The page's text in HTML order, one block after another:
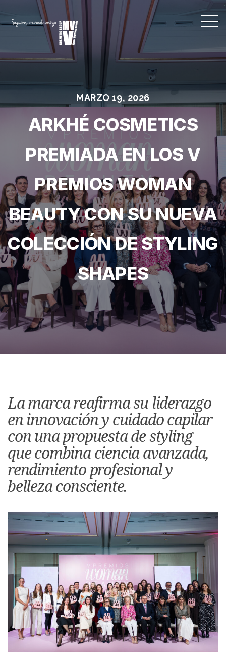
MARZO 19, 2026
ARKHÉ COSMETICS
PREMIADA EN LOS V
PREMIOS WOMAN
BEAUTY CON SU NUEVA
COLECCIÓN DE STYLING
SHAPES
La marca reafirma su liderazgo
en innovación y cuidado capilar
con una propuesta de styling
que combina ciencia avanzada,
rendimiento profesional y
belleza consciente.